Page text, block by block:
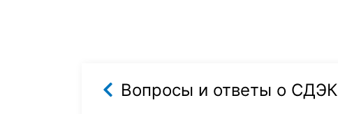
Вопросы и ответы о СДЭК